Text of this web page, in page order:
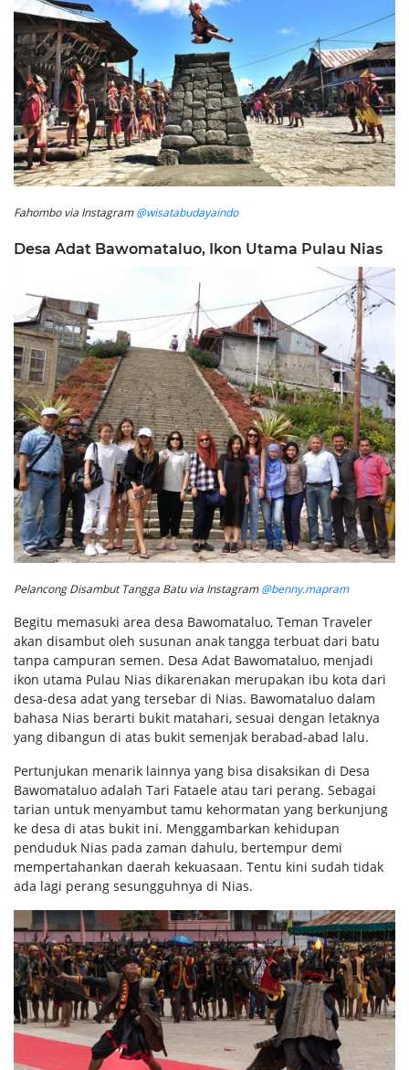
Fahombo via Instagram@wisatabudayaindo
Desa Adat Bawomataluo, Ikon Utama Pulau Nias
Pelancong Disambut Tangga Batu via Instagram@benny.mapram
Begitu memasuki area desa Bawomataluo, Teman Traveler
akan disambut oleh susunan anak tangga terbuat dari batu
tanpa campuran semen. Desa Adat Bawomataluo, menjadi
ikon utama Pulau Nias dikarenakan merupakan ibu kota dari
desa-desa adat yang tersebar di Nias. Bawomataluo dalam
bahasa Nias berarti bukit matahari, sesuai dengan letaknya
yang dibangun di atas bukit semenjak berabad-abad lalu.
Pertunjukan menarik lainnya yang bisa disaksikan di Desa
Bawomataluo adalah Tari Fataele atau tari perang. Sebagai
tarian untuk menyambut tamu kehormatan yang berkunjung
ke desa di atas bukit ini. Menggambarkan kehidupan
penduduk Nias pada zaman dahulu, bertempur demi
mempertahankan daerah kekuasaan. Tentu kini sudah tidak
ada lagi perang sesungguhnya di Nias.